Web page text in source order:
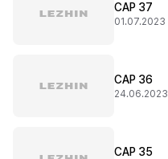
CAP 37
01.07.2023
CAP 36
24.06.2023
CAP 35